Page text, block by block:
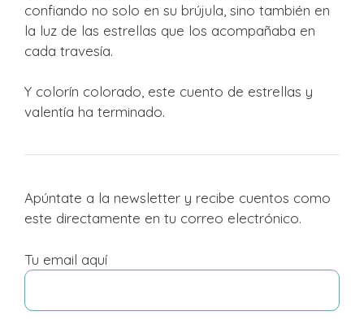
confiando no solo en su brújula, sino también en
la luz de las estrellas que los acompañaba en
cada travesía.
Y colorín colorado, este cuento de estrellas y
valentía ha terminado.
Apúntate a la newsletter y recibe cuentos como
este directamente en tu correo electrónico.
Tu email aquí